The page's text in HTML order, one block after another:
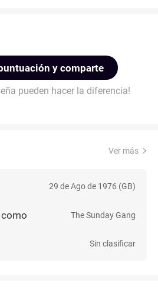
y comparte
pueden hacer la diferencia!
Ver más
29 de Ago de 1976 (GB)
The Sunday Gang
Sin clasificar